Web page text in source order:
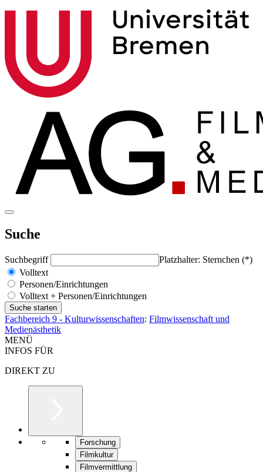
Suche
Suchbegriff
Platzhalter: Sternchen (*)
Volltext
Personen/Einrichtungen
Volltext + Personen/Einrichtungen
Fachbereich 9 - Kulturwissenschaften: Filmwissenschaft und
Medienästhetik
MENÜ
INFOS FÜR
DIREKT ZU
Forschung
Filmkultur
Filmvermittlung